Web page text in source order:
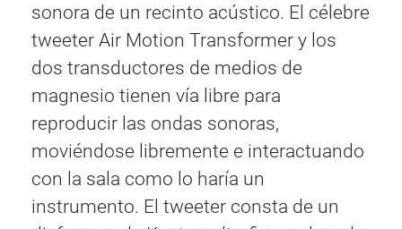
sonora de un recinto acústico. El célebre
tweeter Air Motion Transformer y los
dos transductores de medios de
magnesio tienen vía libre para
reproducir las ondas sonoras,
moviéndose libremente e interactuando
con la sala como lo haría un
instrumento. El tweeter consta de un